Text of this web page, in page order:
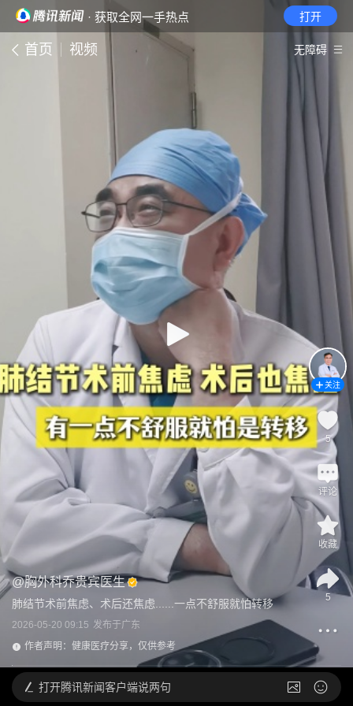
· 获取全网一手热点 打开
首页 视频 无障碍
@胸外科乔贵宾医生
肺结节术前焦虑、术后还焦虑......一点不舒服就怕转移
2026-05-20 09:15 发布于广东
作者声明：健康医疗分享，仅供参考
关注
5
评论
收藏
5
打开腾讯新闻客户端说两句